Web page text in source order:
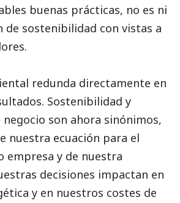
buenas prácticas, no es ni
de sostenibilidad con vistas a
redunda directamente en
Sostenibilidad y
son ahora sinónimos,
nuestra ecuación para el
empresa y de nuestra
decisiones impactan en
y en nuestros costes de